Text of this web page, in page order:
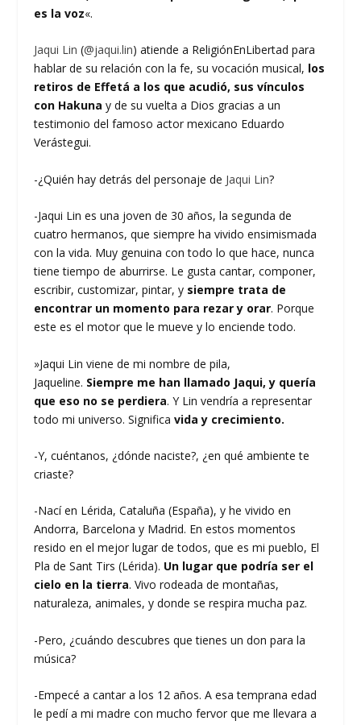
es la voz«.
Jaqui Lin (@jaqui.lin) atiende a ReligiónEnLibertad para
hablar de su relación con la fe, su vocación musical, los
retiros de Effetá a los que acudió, sus vínculos
con Hakuna y de su vuelta a Dios gracias a un
testimonio del famoso actor mexicano Eduardo
Verástegui.
-¿Quién hay detrás del personaje de Jaqui Lin?
-Jaqui Lin es una joven de 30 años, la segunda de
cuatro hermanos, que siempre ha vivido ensimismada
con la vida. Muy genuina con todo lo que hace, nunca
tiene tiempo de aburrirse. Le gusta cantar, componer,
escribir, customizar, pintar, y siempre trata de
encontrar un momento para rezar y orar. Porque
este es el motor que le mueve y lo enciende todo.
»Jaqui Lin viene de mi nombre de pila,
Jaqueline. Siempre me han llamado Jaqui, y quería
que eso no se perdiera. Y Lin vendría a representar
todo mi universo. Significavida y crecimiento.
-Y, cuéntanos, ¿dónde naciste?, ¿en qué ambiente te
criaste?
-Nací en Lérida, Cataluña (España), y he vivido en
Andorra, Barcelona y Madrid. En estos momentos
resido en el mejor lugar de todos, que es mi pueblo, El
Pla de Sant Tirs (Lérida). Un lugar que podría ser el
cielo en la tierra. Vivo rodeada de montañas,
naturaleza, animales, y donde se respira mucha paz.
-Pero, ¿cuándo descubres que tienes un don para la
música?
-Empecé a cantar a los 12 años. A esa temprana edad
le pedí a mi madre con mucho fervor que me llevara a